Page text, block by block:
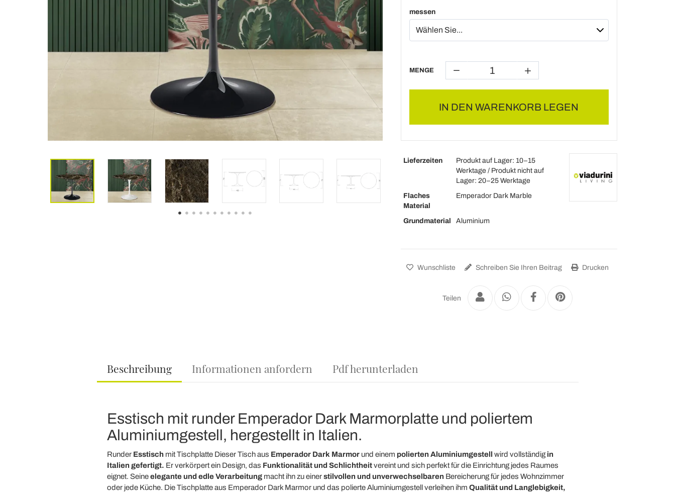
messen
MENGE
IN DEN WARENKORB LEGEN
Lieferzeiten
Produkt auf Lager: 10–15
Werktage / Produkt nicht auf
Lager: 20–25 Werktage
Flaches
Material
Emperador Dark Marble
Grundmaterial Aluminium
Wunschliste Schreiben Sie Ihren Beitrag Drucken
Teilen
Beschreibung Informationen anfordern Pdf herunterladen
Esstisch mit runder Emperador Dark Marmorplatte und poliertem
Aluminiumgestell, hergestellt in Italien.
Runder Esstisch mit Tischplatte Dieser Tisch aus Emperador Dark Marmorund einem polierten Aluminiumgestell wird vollständig in
Italien gefertigt. Er verkörpert ein Design, das Funktionalität und Schlichtheitvereint und sich perfekt für die Einrichtung jedes Raumes
eignet. Seineelegante und edle Verarbeitungmacht ihn zu einerstilvollen und unverwechselbaren Bereicherung für jedes Wohnzimmer
oder jede Küche. Die Tischplatte aus Emperador Dark Marmor und das polierte Aluminiumgestell verleihen ihm Qualität und Langlebigkeit,